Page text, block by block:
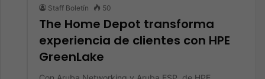
Staff Boletín 50
The Home Depot transforma
experiencia de clientes con HPE
GreenLake